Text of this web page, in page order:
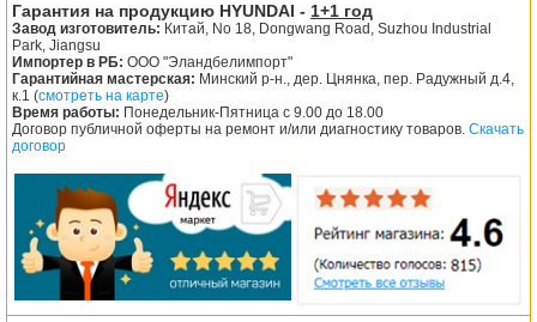
Гарантия на продукцию HYUNDAI - 1+1 год
Завод изготовитель: Китай, No 18, Dongwang Road, Suzhou Industrial
Park, Jiangsu
Импортер в РБ: ООО "Эландбелимпорт"
Гарантийная мастерская: Минский р-н., дер. Цнянка, пер. Радужный д.4,
к.1 (смотреть на карте)
Время работы: Понедельник-Пятница с 9.00 до 18.00
Договор публичной оферты на ремонт и/или диагностику товаров. Скачать
договор